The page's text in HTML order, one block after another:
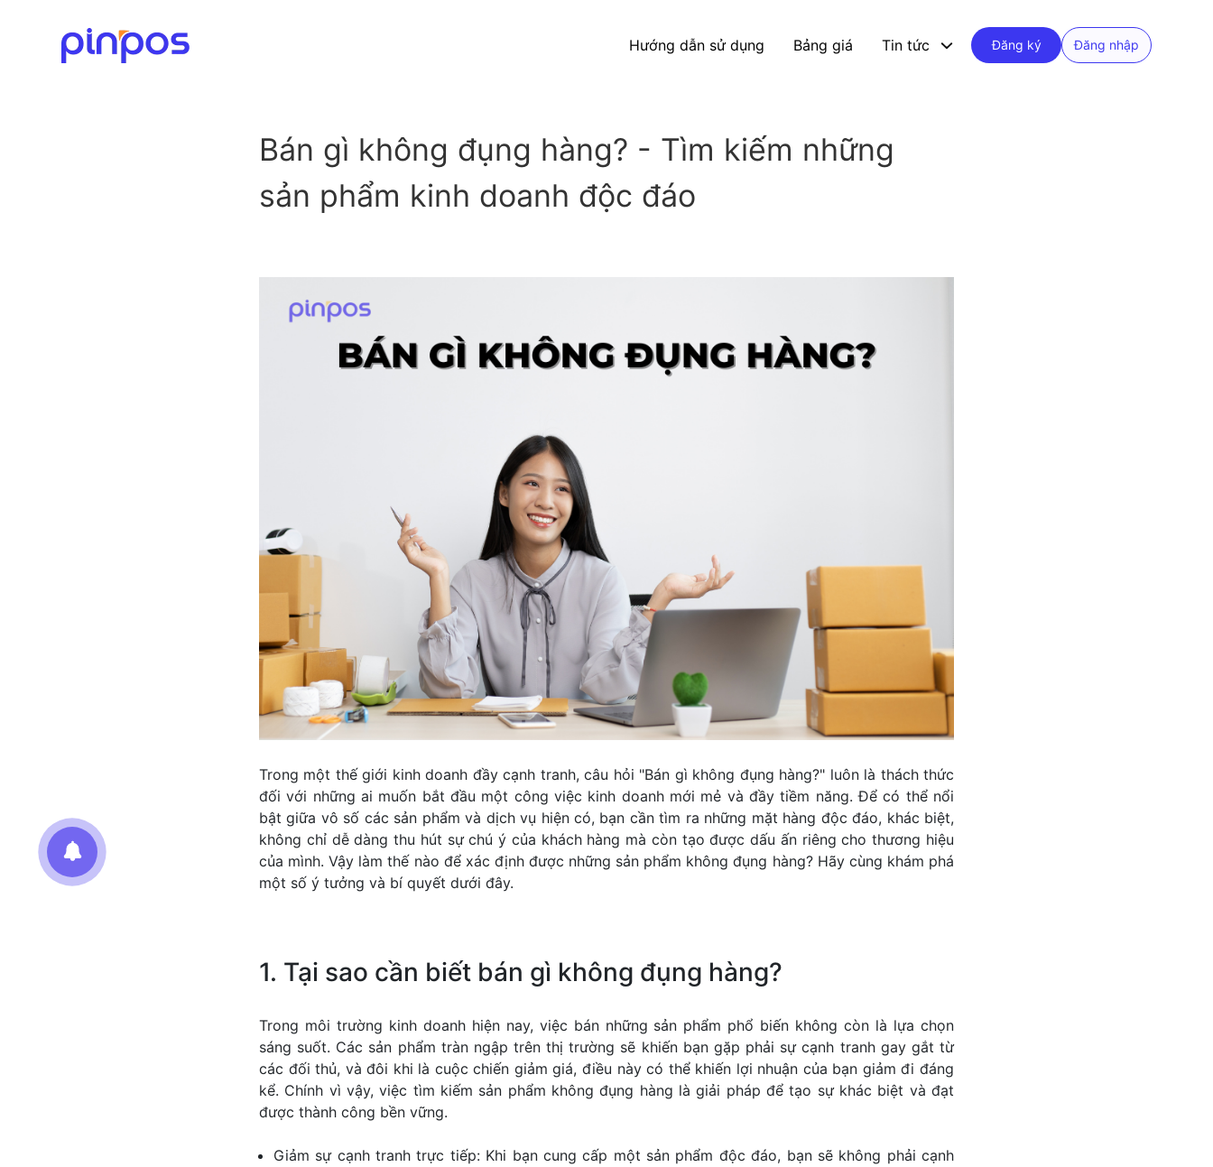
Hướng dẫn sử dụng Bảng giá Tin tức Đăng ký Đăng nhập
Bán gì không đụng hàng? - Tìm kiếm những
sản phẩm kinh doanh độc đáo
Trong một thế giới kinh doanh đầy cạnh tranh, câu hỏi "Bán gì không đụng hàng​​​​​​​?" luôn là thách thức
đối với những ai muốn bắt đầu một công việc kinh doanh mới mẻ và đầy tiềm năng. Để có thể nổi
bật giữa vô số các sản phẩm và dịch vụ hiện có, bạn cần tìm ra những mặt hàng độc đáo, khác biệt,
không chỉ dễ dàng thu hút sự chú ý của khách hàng mà còn tạo được dấu ấn riêng cho thương hiệu
của mình. Vậy làm thế nào để xác định được những sản phẩm không đụng hàng? Hãy cùng khám phá
một số ý tưởng và bí quyết dưới đây.
1. Tại sao cần biết bán gì không đụng hàng?
Trong môi trường kinh doanh hiện nay, việc bán những sản phẩm phổ biến không còn là lựa chọn
sáng suốt. Các sản phẩm tràn ngập trên thị trường sẽ khiến bạn gặp phải sự cạnh tranh gay gắt từ
các đối thủ, và đôi khi là cuộc chiến giảm giá, điều này có thể khiến lợi nhuận của bạn giảm đi đáng
kể. Chính vì vậy, việc tìm kiếm sản phẩm không đụng hàng là giải pháp để tạo sự khác biệt và đạt
được thành công bền vững.
Giảm sự cạnh tranh trực tiếp: Khi bạn cung cấp một sản phẩm độc đáo, bạn sẽ không phải cạnh